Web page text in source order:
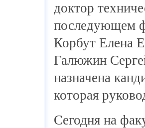
доктор
последующем
Корбут Елена
Галюжин
назначена
которая
Сегодня на